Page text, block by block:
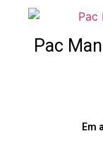
Pac
Em